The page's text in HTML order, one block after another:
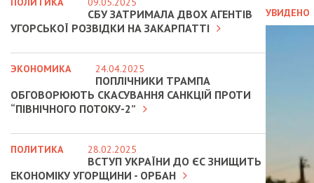
УВИДЕНО
СБУ ЗАТРИМАЛА ДВОХ АГЕНТІВ
УГОРСЬКОЇ РОЗВІДКИ НА ЗАКАРПАТТІ
ЭКОНОМИКА 24.04.2025
ПОПЛІЧНИКИ ТРАМПА
ОБГОВОРЮЮТЬ СКАСУВАННЯ САНКЦІЙ ПРОТИ
“ПІВНІЧНОГО ПОТОКУ-2”
ПОЛИТИКА 28.02.2025
ВСТУП УКРАЇНИ ДО ЄС ЗНИЩИТЬ
ЕКОНОМІКУ УГОРЩИНИ - ОРБАН